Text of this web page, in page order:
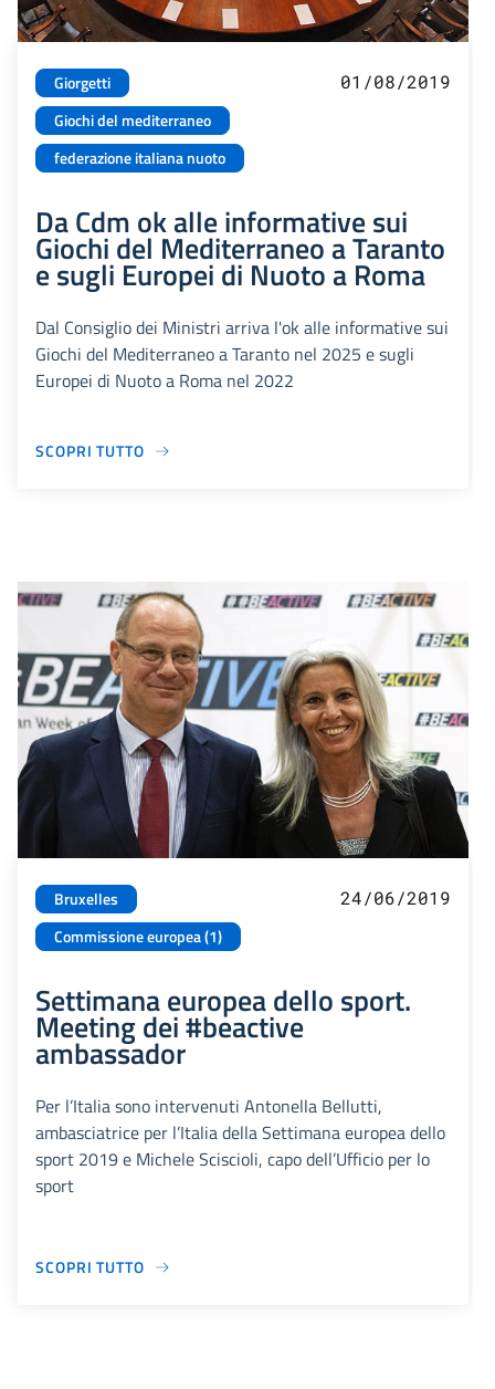
Giorgetti
Giochi del mediterraneo
federazione italiana nuoto
01/08/2019
Da Cdm ok alle informative sui
Giochi del Mediterraneo a Taranto
e sugli Europei di Nuoto a Roma
Dal Consiglio dei Ministri arriva l'ok alle informative sui
Giochi del Mediterraneo a Taranto nel 2025 e sugli
Europei di Nuoto a Roma nel 2022
SCOPRI TUTTO
Bruxelles
Commissione europea (1)
24/06/2019
Settimana europea dello sport.
Meeting dei #beactive
ambassador
Per l’Italia sono intervenuti Antonella Bellutti,
ambasciatrice per l’Italia della Settimana europea dello
sport 2019 e Michele Sciscioli, capo dell’Ufficio per lo
sport
SCOPRI TUTTO